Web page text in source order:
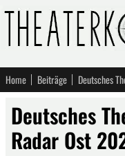
Home Beiträge
Deutsches
Radar Ost